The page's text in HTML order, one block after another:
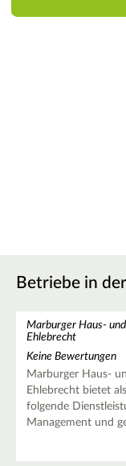
Betriebe in
Marburger Haus-
Ehlebrecht
Keine Bewertungen
Marburger Haus-
Ehlebrecht bietet
folgende
Management und